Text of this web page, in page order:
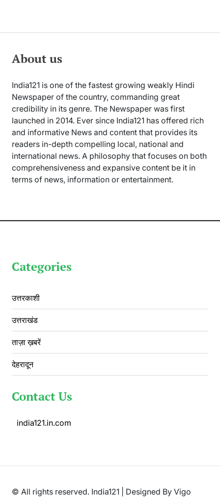
About us
India121 is one of the fastest growing weakly Hindi
Newspaper of the country, commanding great
credibility in its genre. The Newspaper was first
launched in 2014. Ever since India121 has offered rich
and informative News and content that provides its
readers in-depth compelling local, national and
international news. A philosophy that focuses on both
comprehensiveness and expansive content be it in
terms of news, information or entertainment.
Categories
उत्तरकाशी
उत्तराखंड
ताज़ा ख़बरें
देहरादून
Contact Us
india121.in.com
© All rights reserved. India121 | Designed By Vigo